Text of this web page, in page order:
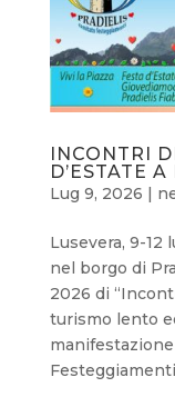
INCONTRI
D’ESTATE
Lug 9, 2026 |
Lusevera, 9-12
nel borgo di
2026 di
turismo lento